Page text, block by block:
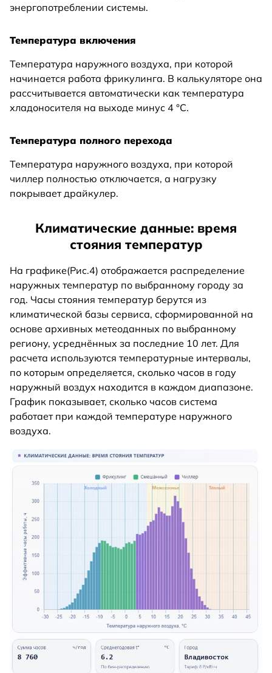
энергопотреблении системы.
Температура включения
Температура наружного воздуха, при которой
начинается работа фрикулинга. В калькуляторе она
рассчитывается автоматически как температура
хладоносителя на выходе минус 4 °C.
Температура полного перехода
Температура наружного воздуха, при которой
чиллер полностью отключается, а нагрузку
покрывает драйкулер.
Климатические данные: время
стояния температур
На графике(Рис.4) отображается распределение
наружных температур по выбранному городу за
год. Часы стояния температур берутся из
климатической базы сервиса, сформированной на
основе архивных метеоданных по выбранному
региону, усреднённых за последние 10 лет. Для
расчета используются температурные интервалы,
по которым определяется, сколько часов в году
наружный воздух находится в каждом диапазоне.
График показывает, сколько часов система
работает при каждой температуре наружного
воздуха.